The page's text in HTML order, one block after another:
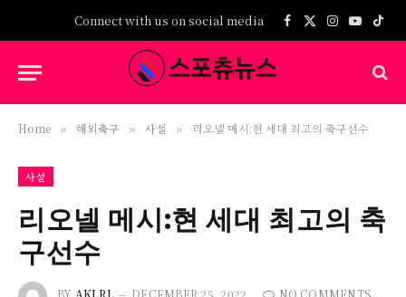
Connect with us on social media Facebook
X
Instagram
Home » 해외축구 » 사설 » 리오넬 메시:현 세대 최고의 축구선수
사설
리오넬 메시:현 세대 최고의 축
구선수
BY AKLRL DECEMBER 25, 2022
NO COMMENTS